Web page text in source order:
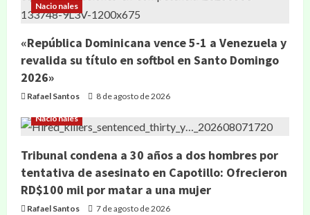
Nacionales
«República Dominicana vence 5-1 a Venezuela y
revalida su título en softbol en Santo Domingo
2026»
Rafael Santos 8 de agosto de 2026
Nacionales
Tribunal condena a 30 años a dos hombres por
tentativa de asesinato en Capotillo: Ofrecieron
RD$100 mil por matar a una mujer
Rafael Santos 7 de agosto de 2026